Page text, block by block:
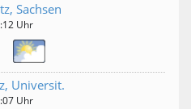
Sachsen
Uhr
Universit.
Uhr